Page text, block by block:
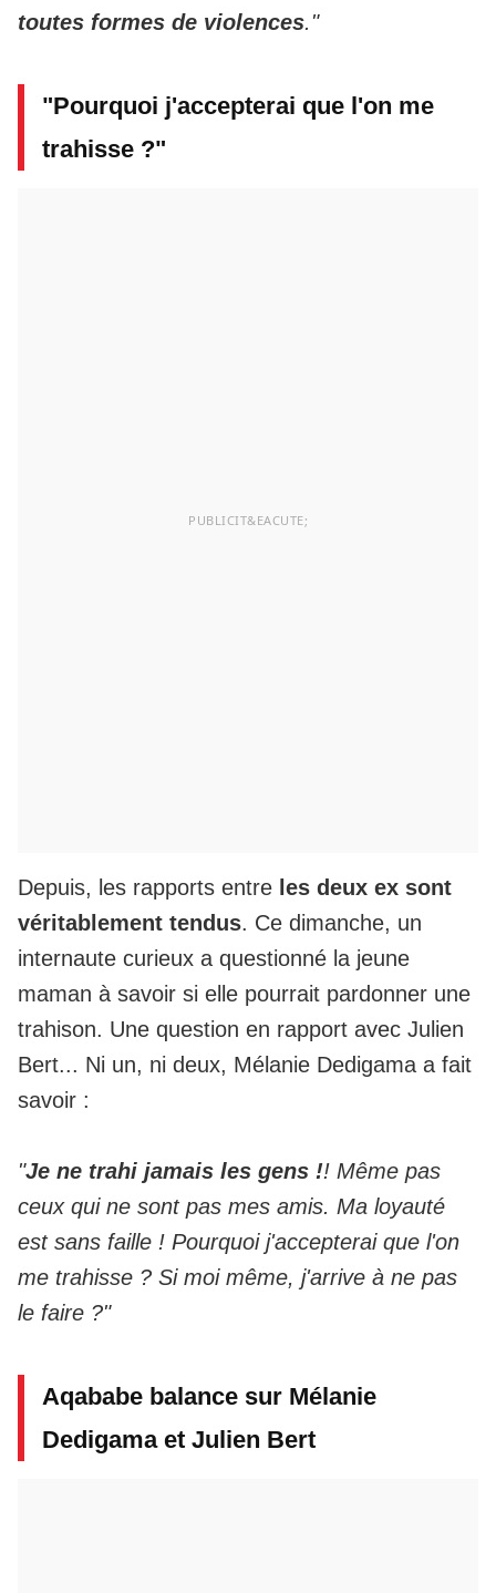
toutes formes de violences."
"Pourquoi j'accepterai que l'on me
trahisse ?"
Depuis, les rapports entre les deux ex sont
véritablement tendus. Ce dimanche, un
internaute curieux a questionné la jeune
maman à savoir si elle pourrait pardonner une
trahison. Une question en rapport avec Julien
Bert... Ni un, ni deux, Mélanie Dedigama a fait
savoir :
"Je ne trahi jamais les gens !! Même pas
ceux qui ne sont pas mes amis. Ma loyauté
est sans faille ! Pourquoi j'accepterai que l'on
me trahisse ? Si moi même, j'arrive à ne pas
le faire ?"
Aqababe balance sur Mélanie
Dedigama et Julien Bert